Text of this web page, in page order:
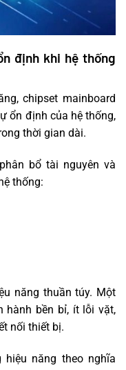
định khi hệ thống
chipset mainboard
ổn định của hệ thống,
thời gian dài.
bổ tài nguyên và
thống:
năng thuần túy. Một
hành bền bỉ, ít lỗi vặt,
nối thiết bị.
năng theo nghĩa